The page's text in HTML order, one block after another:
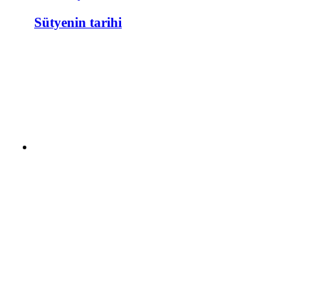
Sütyenin tarihi